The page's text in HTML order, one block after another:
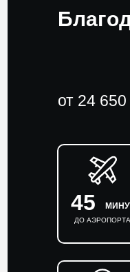
45
ДО АЭРОПОРТА
от 24